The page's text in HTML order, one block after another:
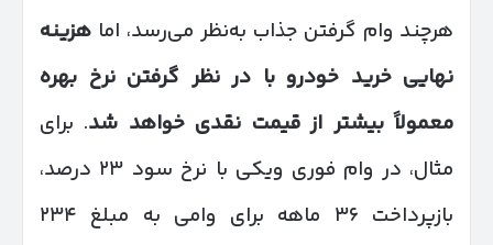
هرچند وام گرفتن جذاب به‌نظر می‌رسد، اما هزینه
نهایی خرید خودرو با در نظر گرفتن نرخ بهره
معمولاً بیشتر از قیمت نقدی خواهد شد. برای
مثال، در وام فوری ویکی با نرخ سود ۲۳ درصد،
بازپرداخت ۳۶ ماهه برای وامی به مبلغ ۲۳۴